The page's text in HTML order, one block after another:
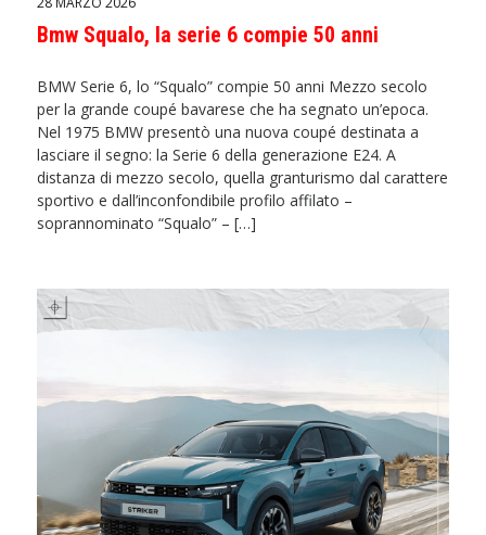
Bmw Squalo, la serie 6 compie 50 anni
BMW Serie 6, lo “Squalo” compie 50 anni Mezzo secolo
per la grande coupé bavarese che ha segnato un’epoca.
Nel 1975 BMW presentò una nuova coupé destinata a
lasciare il segno: la Serie 6 della generazione E24. A
distanza di mezzo secolo, quella granturismo dal carattere
sportivo e dall’inconfondibile profilo affilato –
soprannominato “Squalo” – […]